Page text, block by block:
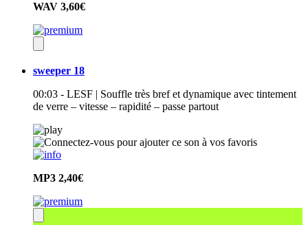
WAV 3,60€
sweeper 18
00:03 - LESF | Souffle très bref et dynamique avec tintement
de verre – vitesse – rapidité – passe partout
MP3 2,40€